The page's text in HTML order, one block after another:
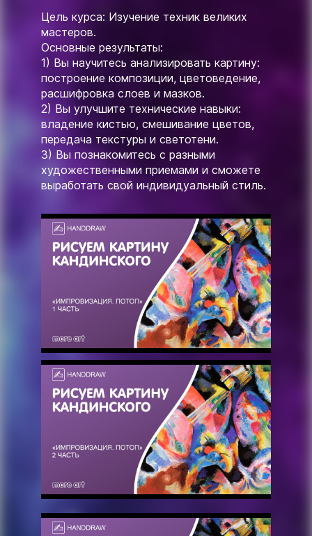
Цель курса: Изучение техник великих
мастеров.
Основные результаты:
1) Вы научитесь анализировать картину:
построение композиции, цветоведение,
расшифровка слоев и мазков.
2) Вы улучшите технические навыки:
владение кистью, смешивание цветов,
передача текстуры и светотени.
3) Вы познакомитесь с разными
художественными приемами и сможете
выработать свой индивидуальный стиль.